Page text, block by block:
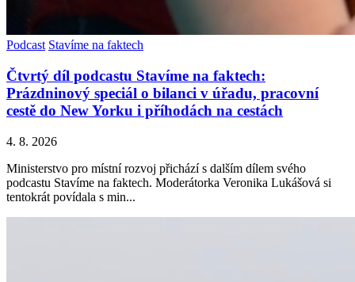
Podcast Stavíme na faktech
Čtvrtý díl podcastu Stavíme na faktech:
Prázdninový speciál o bilanci v úřadu, pracovní
cestě do New Yorku i příhodách na cestách
4. 8. 2026
Ministerstvo pro místní rozvoj přichází s dalším dílem svého
podcastu Stavíme na faktech. Moderátorka Veronika Lukášová si
tentokrát povídala s min...